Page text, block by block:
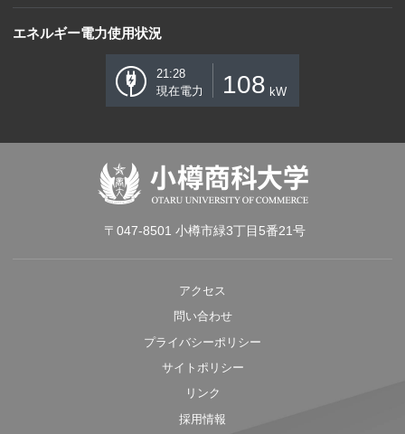
エネルギー電力使用状況
21:28
現在電力
108 kW
〒047-8501 小樽市緑3丁目5番21号
アクセス
問い合わせ
プライバシーポリシー
サイトポリシー
リンク
採用情報